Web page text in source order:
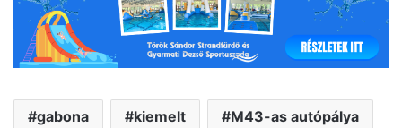
gabona kiemelt M43-as autópálya